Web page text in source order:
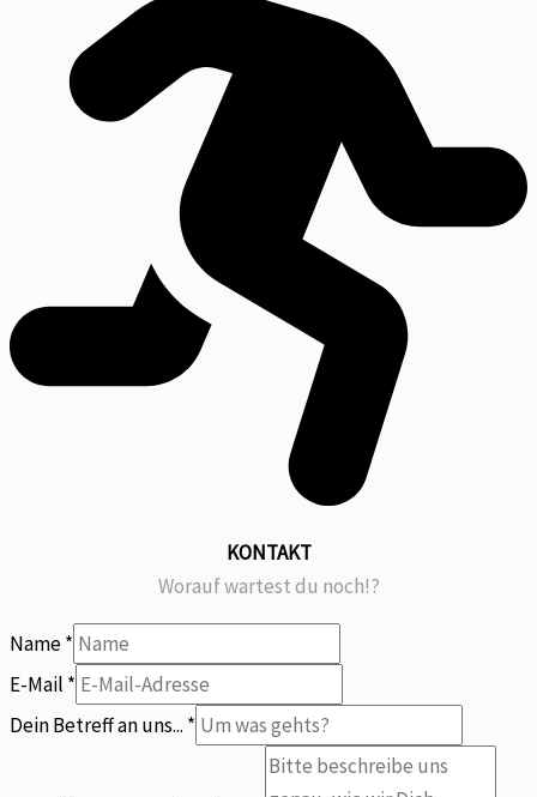
KONTAKT
Worauf wartest du noch!?
Name*
E-Mail *
an
Dein Betreff an uns... *